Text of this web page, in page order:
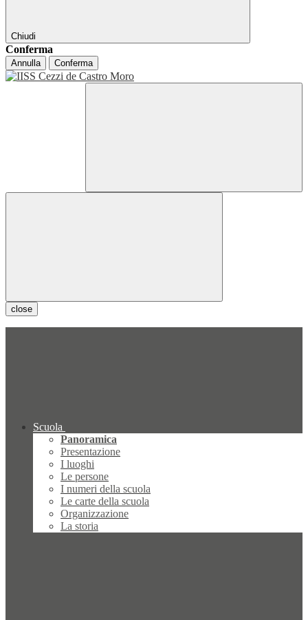
Chiudi
Conferma
Annulla Conferma
close
Scuola
Panoramica
Presentazione
I luoghi
Le persone
I numeri della scuola
Le carte della scuola
Organizzazione
La storia